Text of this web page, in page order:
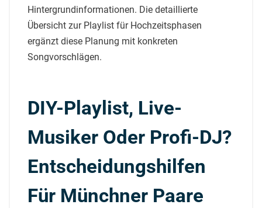
Hintergrundinformationen. Die detaillierte
Übersicht zur Playlist für Hochzeitsphasen
ergänzt diese Planung mit konkreten
Songvorschlägen.
DIY-Playlist, Live-
Musiker Oder Profi-DJ?
Entscheidungshilfen
Für Münchner Paare